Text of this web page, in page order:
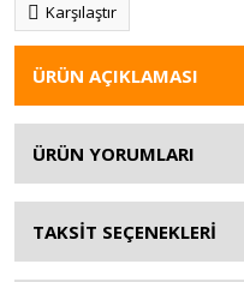
Karşılaştır
ÜRÜN AÇIKLAMASI
ÜRÜN YORUMLARI
TAKSİT SEÇENEKLERİ